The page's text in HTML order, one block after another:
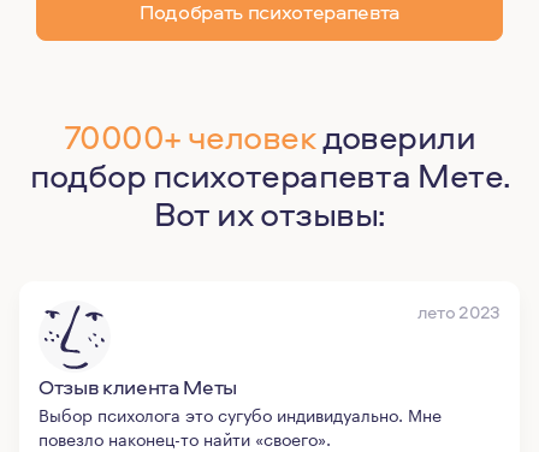
Подобрать психотерапевта
70000+ человекдоверили
подбор психотерапевта Мете.
Вот их отзывы:
лето 2023
Отзыв клиента Меты
Выбор психолога это сугубо индивидуально. Мне
повезло наконец-то найти «своего».